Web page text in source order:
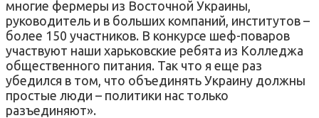
многие фермеры из Восточной Украины,
руководитель и в больших компаний, институтов –
более 150 участников. В конкурсе шеф-поваров
участвуют наши харьковские ребята из Колледжа
общественного питания. Так что я еще раз
убедился в том, что объединять Украину должны
простые люди – политики нас только
разъединяют».